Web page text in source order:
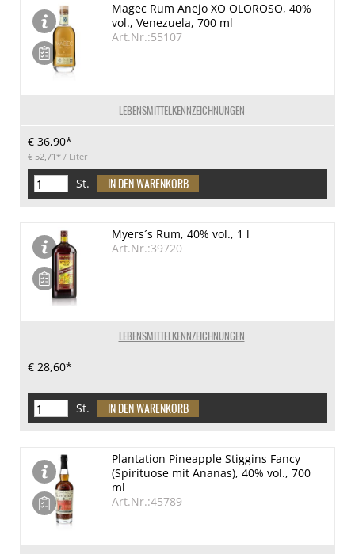
LEBENSMITTELKENNZEICHNUNGEN
Magec Rum Anejo XO OLOROSO, 40%
vol., Venezuela, 700 ml
Art.Nr.:55107
€ 36,90*
€ 52,71* / Liter
St.
LEBENSMITTELKENNZEICHNUNGEN
Myers´s Rum, 40% vol., 1 l
Art.Nr.:39720
€ 28,60*
St.
Plantation Pineapple Stiggins Fancy
(Spirituose mit Ananas), 40% vol., 700
ml
Art.Nr.:45789